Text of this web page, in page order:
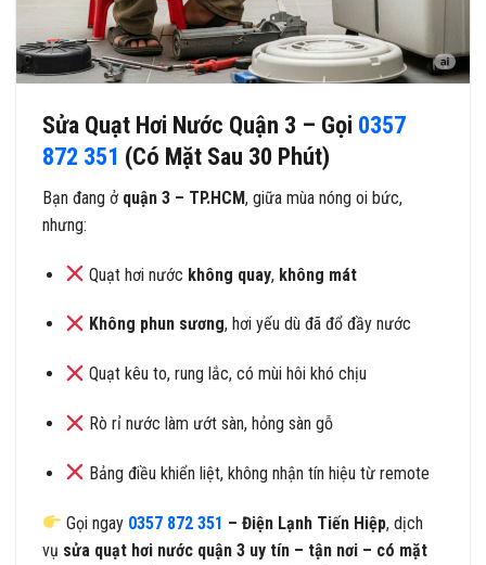
Sửa Quạt Hơi Nước Quận 3 – Gọi 0357
872 351 (Có Mặt Sau 30 Phút)
Bạn đang ở quận 3 – TP.HCM, giữa mùa nóng oi bức,
nhưng:
Quạt hơi nước không quay, không mát
Không phun sương, hơi yếu dù đã đổ đầy nước
Quạt kêu to, rung lắc, có mùi hôi khó chịu
Rò rỉ nước làm ướt sàn, hỏng sàn gỗ
Bảng điều khiển liệt, không nhận tín hiệu từ remote
Gọi ngay 0357 872 351 – Điện Lạnh Tiến Hiệp, dịch
vụ sửa quạt hơi nước quận 3 uy tín – tận nơi – có mặt